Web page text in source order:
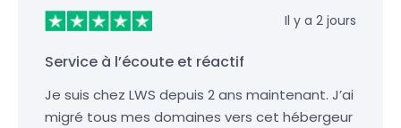
Il y a 2 jours
Service à l’écoute et réactif
Je suis chez LWS depuis 2 ans maintenant. J’ai
migré tous mes domaines vers cet hébergeur